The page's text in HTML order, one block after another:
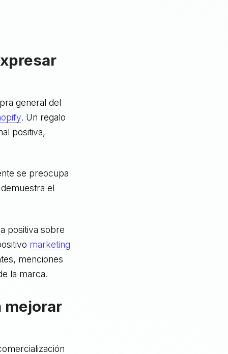
general del
. Un regalo
positiva,
se preocupa
el
positiva sobre
marketing
menciones
la marca.
mejorar